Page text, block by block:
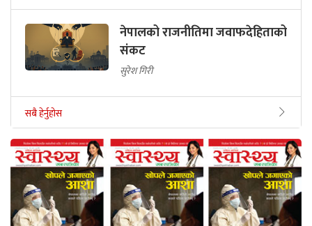
नेपालको राजनीतिमा जवाफदेहिताको
संकट
सुरेश गिरी
सबै हेर्नुहोस